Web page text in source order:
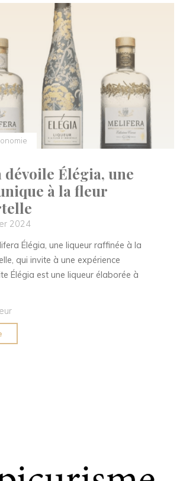
découvrir
Élégia, une
à la fleur
2024
Élégia, une liqueur raffinée à la
qui invite à une expérience
Élégia est une liqueur élaborée à
dévoile
d’immortelle"